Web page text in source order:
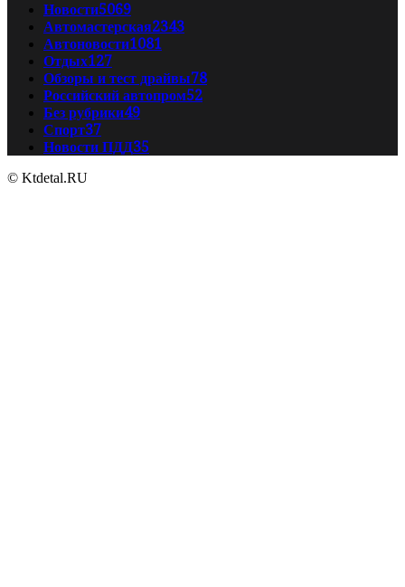
Новости5069
Автомастерская2343
Автоновости1081
Отдых127
Обзоры и тест драйвы78
Российский автопром52
Без рубрики49
Спорт37
Новости ПДД35
© Ktdetal.RU